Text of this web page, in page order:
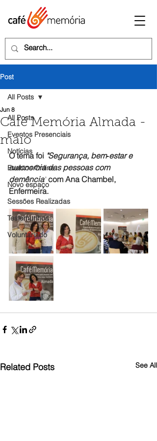
Post
All Posts
Eventos Presenciais
Notícias
Eventos Online
Novo espaço
Sessões Realizadas
Testemunhos
Voluntariado
All Posts
Café Memória Almada -
maio
Jun 8
O tema foi "Segurança, bem‑estar e
autonomia das pessoas com
demência" com Ana Chambel,
Enfermeira.
Related Posts See All